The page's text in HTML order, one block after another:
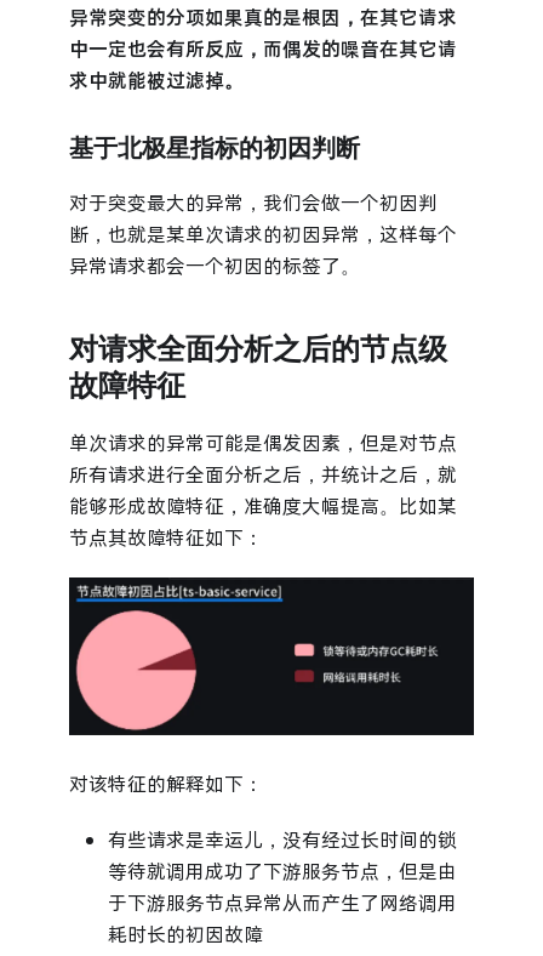
异常突变的分项如果真的是根因，在其它请求
中一定也会有所反应，而偶发的噪音在其它请
求中就能被过滤掉。
基于北极星指标的初因判断
对于突变最大的异常，我们会做一个初因判
断，也就是某单次请求的初因异常，这样每个
异常请求都会一个初因的标签了。
对请求全面分析之后的节点级
故障特征
单次请求的异常可能是偶发因素，但是对节点
所有请求进行全面分析之后，并统计之后，就
能够形成故障特征，准确度大幅提高。比如某
节点其故障特征如下：
对该特征的解释如下：
有些请求是幸运儿，没有经过长时间的锁
等待就调用成功了下游服务节点，但是由
于下游服务节点异常从而产生了网络调用
耗时长的初因故障